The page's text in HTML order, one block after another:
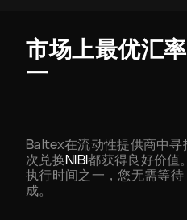
市场上最优汇
一
Baltex在流动性提供商中
次兑换NIBI都获得良好价值
执行时间之一，您无需等
成。